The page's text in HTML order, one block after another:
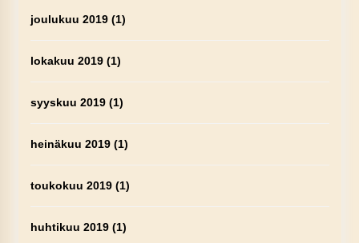
joulukuu 2019(1)
lokakuu 2019(1)
syyskuu 2019(1)
heinäkuu 2019(1)
toukokuu 2019(1)
huhtikuu 2019(1)